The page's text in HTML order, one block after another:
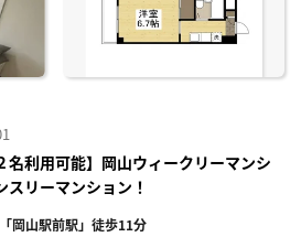
名利用可能】岡山ウィークリーマンシ
スリーマンション！
岡山駅前駅」徒歩11分